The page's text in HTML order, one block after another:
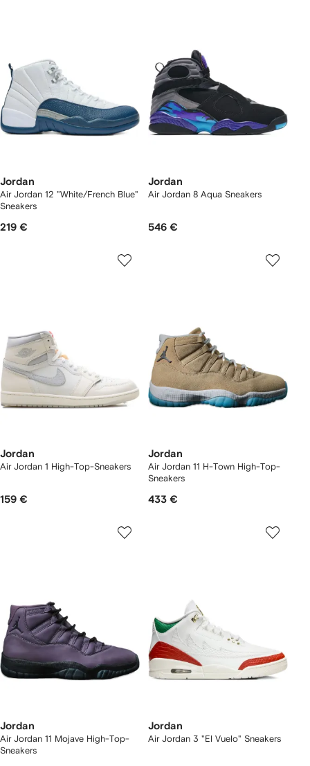
Jordan
Air Jordan 12 "White/French Blue"
Sneakers
219 €
Jordan
Air Jordan 8 Aqua Sneakers
546 €
Jordan
Air Jordan 1 High-Top-Sneakers
159 €
Jordan
Air Jordan 11 H-Town High-Top-
Sneakers
433 €
Jordan
Air Jordan 11 Mojave High-Top-
Sneakers
Jordan
Air Jordan 3 "El Vuelo" Sneakers